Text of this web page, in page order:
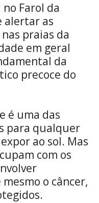
Farol da
alertar as
praias da
em geral
da
precoce do
é uma das
para qualquer
ao sol. Mas
com os
o câncer,